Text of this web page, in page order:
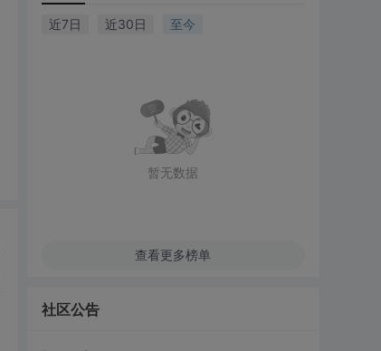
近7日 近30日 至今
暂无数据
查看更多榜单
社区公告